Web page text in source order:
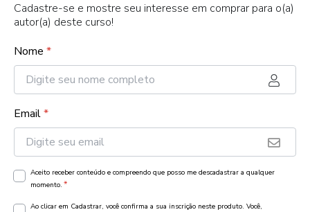
Cadastre-se e mostre seu interesse em comprar para o(a)
autor(a) deste curso!
Nome *
Email*
Aceito receber conteúdo e compreendo que posso me descadastrar a qualquer
momento. *
Ao clicar em Cadastrar, você confirma a sua inscrição neste produto. Você,